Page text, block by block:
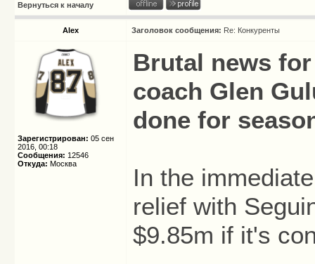
Вернуться к началу
Alex Заголовок сообщения: Re: Конкуренты
Зарегистрирован: 05 сен
2016, 00:18
Сообщения: 12546
Откуда: Москва
Brutal news
coach Glen
done for
In the
relief with
$9.85m if it's